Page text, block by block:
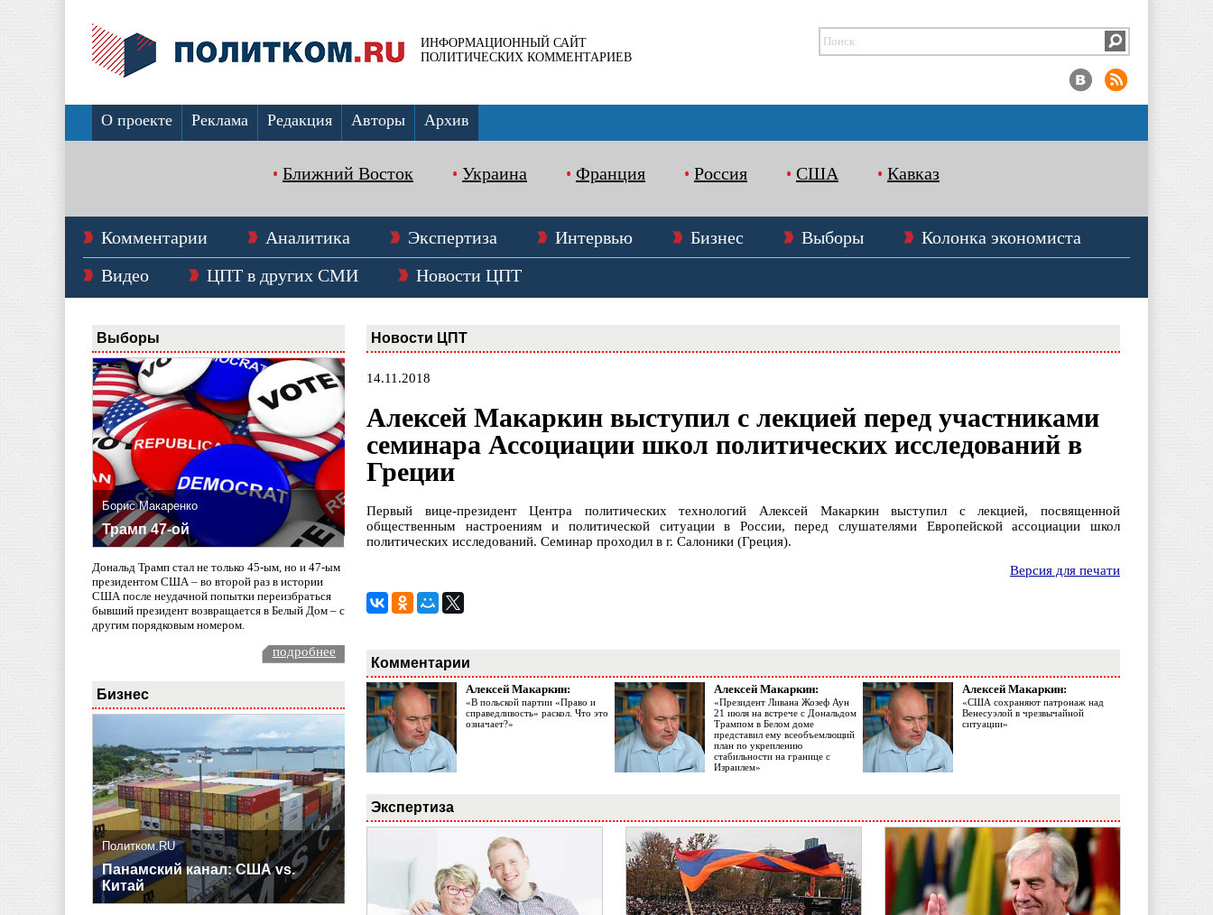
ИНФОРМАЦИОННЫЙ САЙТ
ПОЛИТИЧЕСКИХ КОММЕНТАРИЕВ
О проекте Реклама Редакция Авторы Архив
Ближний Восток Украина Франция Россия США Кавказ
Комментарии Аналитика Экспертиза Интервью Бизнес Выборы
Колонка экономиста
Видео
ЦПТ в других СМИ Новости ЦПТ
Выборы
Борис Макаренко
Трамп 47-ой
Дональд Трамп стал не только 45-ым, но и 47-ым
президентом США – во второй раз в истории
США после неудачной попытки переизбраться
бывший президент возвращается в Белый Дом – с
другим порядковым номером.
подробнее
Бизнес
Политком.RU
Панамский канал: США vs.
Китай
Новости ЦПТ
14.11.2018
Алексей Макаркин выступил с лекцией перед участниками
семинара Ассоциации школ политических исследований в
Греции
Первый вице-президент Центра политических технологий Алексей Макаркин выступил с лекцией, посвященной
общественным настроениям и политической ситуации в России, перед слушателями Европейской ассоциации школ
политических исследований. Семинар проходил в г. Салоники (Греция).
Версия для печати
Комментарии
Алексей Макаркин:
«В польской партии «Право и
справедливость» раскол. Что это
означает?»
Алексей Макаркин:
«Президент Ливана Жозеф Аун
21 июля на встрече с Дональдом
Трампом в Белом доме
представил ему всеобъемлющий
план по укреплению
стабильности на границе с
Израилем»
Алексей Макаркин:
«США сохраняют патронаж над
Венесуэлой в чрезвычайной
ситуации»
Экспертиза